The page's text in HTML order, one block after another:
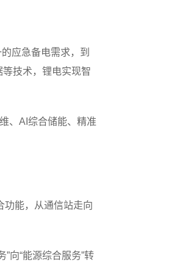
应急备电需求，到
技术，锂电实现智
、AI综合储能、精准
功能，从通信站走向
向“能源综合服务”转